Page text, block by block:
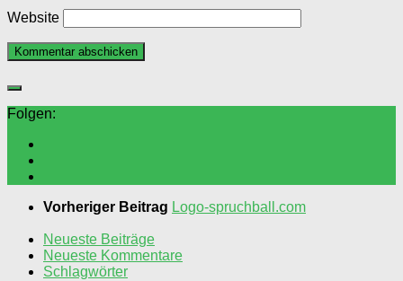
Website
Folgen:
Vorheriger Beitrag Logo-spruchball.com
Neueste Beiträge
Neueste Kommentare
Schlagwörter